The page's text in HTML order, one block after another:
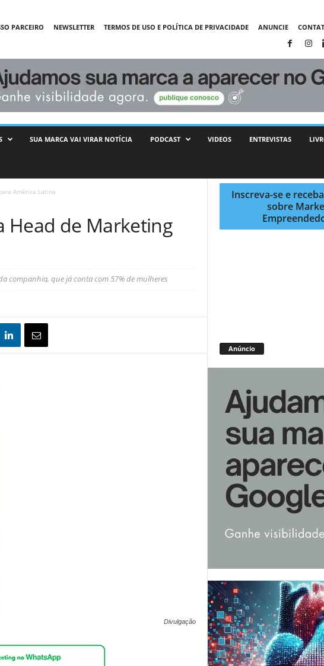
PARCEIRO NEWSLETTER TERMOS DE USO E POLÍTICA DE PRIVACIDADE ANUNCIE
SUA MARCA VAI VIRAR NOTÍCIA PODCAST VIDEOS ENTREVISTAS
América Latina
Head de Marketing
companhia, que já conta com 57% de mulheres
Divulgação
Inscreva-se e
sobre
Anúncio